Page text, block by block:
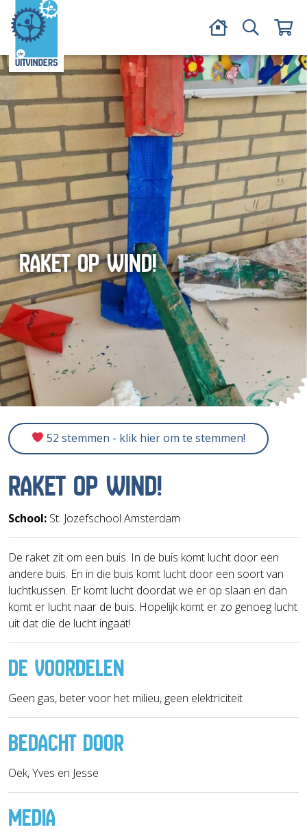
RAKET OP WIND!
52 stemmen - klik hier om te stemmen!
RAKET OP WIND!
School: St. Jozefschool Amsterdam
De raket zit om een buis. In de buis komt lucht door een
andere buis. En in die buis komt lucht door een soort van
luchtkussen. Er komt lucht doordat we er op slaan en dan
komt er lucht naar de buis. Hopelijk komt er zo genoeg lucht
uit dat die de lucht ingaat!
DE VOORDELEN
Geen gas, beter voor het milieu, geen elektriciteit
BEDACHT DOOR
Oek, Yves en Jesse
MEDIA